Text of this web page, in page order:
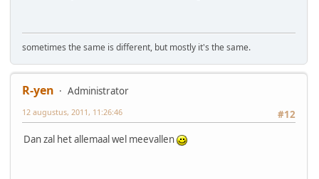
sometimes the same is different, but mostly it's the same.
R-yen
Administrator
#12
12 augustus, 2011, 11:26:46
Dan zal het allemaal wel meevallen